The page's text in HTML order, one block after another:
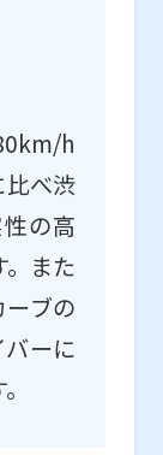
h
べ渋
の高
また
ブの
ーに